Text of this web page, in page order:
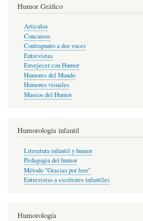
Humor Gráfico
Artículos
Concursos
Contrapunto a dos voces
Entrevistas
Envejecer con Humor
Humores del Mundo
Humores visuales
Museos del Humor
Humorología infantil
Literatura infantil y humor
Pedagogía del humor
Método "Gracias por leer"
Entrevistas a escritores infantiles
Humorología